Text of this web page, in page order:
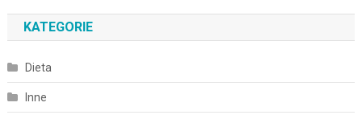
KATEGORIE
Dieta
Inne